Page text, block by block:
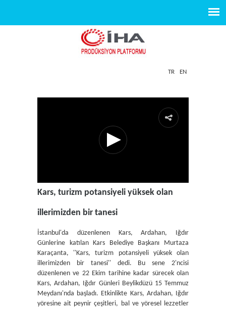
TR EN
Kars, turizm potansiyeli yüksek olan
illerimizden bir tanesi
İstanbul'da düzenlenen Kars, Ardahan, Iğdır
Günlerine katılan Kars Belediye Başkanı Murtaza
Karaçanta, ''Kars, turizm potansiyeli yüksek olan
illerimizden bir tanesi'' dedi. Bu sene 2'ncisi
düzenlenen ve 22 Ekim tarihine kadar sürecek olan
Kars, Ardahan, Iğdır Günleri Beylikdüzü 15 Temmuz
Meydanı'nda başladı. Etkinlikte Kars, Ardahan, Iğdır
yöresine ait peynir çeşitleri, bal ve yöresel lezzetler